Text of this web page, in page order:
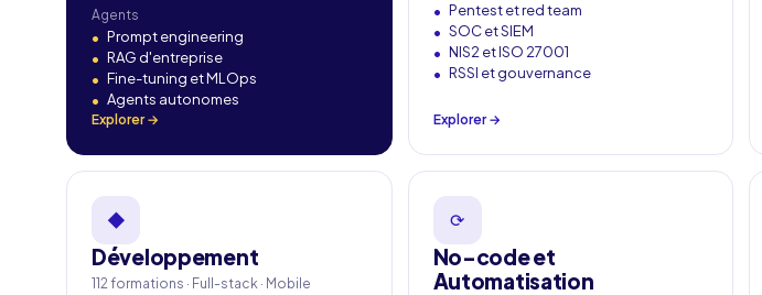
Agents
Prompt engineering
RAG d'entreprise
Fine-tuning et MLOps
Agents autonomes
Explorer →
Pentest et red team
SOC et SIEM
NIS2 et ISO 27001
RSSI et gouvernance
Explorer →
◆
Développement
112 formations · Full-stack · Mobile
⟳
No-code et
Automatisation